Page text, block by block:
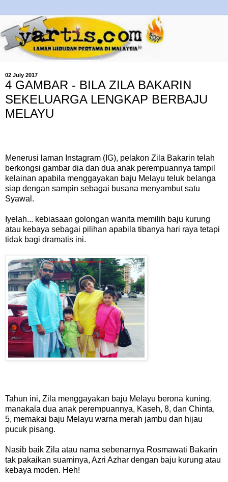
02 July 2017
4 GAMBAR - BILA ZILA BAKARIN
SEKELUARGA LENGKAP BERBAJU
MELAYU
Menerusi laman Instagram (IG), pelakon Zila Bakarin telah
berkongsi gambar dia dan dua anak perempuannya tampil
kelainan apabila menggayakan baju Melayu teluk belanga
siap dengan sampin sebagai busana menyambut satu
Syawal.
Iyelah... kebiasaan golongan wanita memilih baju kurung
atau kebaya sebagai pilihan apabila tibanya hari raya tetapi
tidak bagi dramatis ini.
Tahun ini, Zila menggayakan baju Melayu berona kuning,
manakala dua anak perempuannya, Kaseh, 8, dan Chinta,
5, memakai baju Melayu warna merah jambu dan hijau
pucuk pisang.
Nasib baik Zila atau nama sebenarnya Rosmawati Bakarin
tak pakaikan suaminya, Azri Azhar dengan baju kurung atau
kebaya moden. Heh!